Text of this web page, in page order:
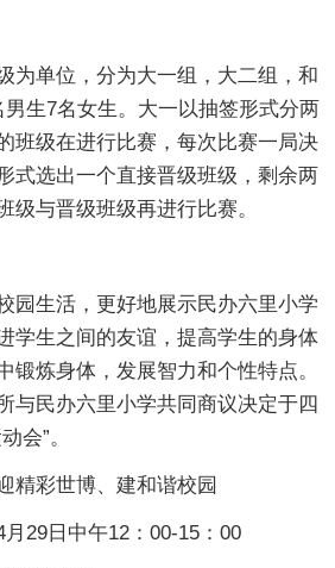
为单位，分为大一组，大二组，和
生7名女生。大一以抽签形式分两
班级在进行比赛，每次比赛一局决
式选出一个直接晋级班级，剩余两
级与晋级班级再进行比赛。
园生活，更好地展示民办六里小学
学生之间的友谊，提高学生的身体
锻炼身体，发展智力和个性特点。
与民办六里小学共同商议决定于四
会”。
精彩世博、建和谐校园
29日中午12：00-15：00